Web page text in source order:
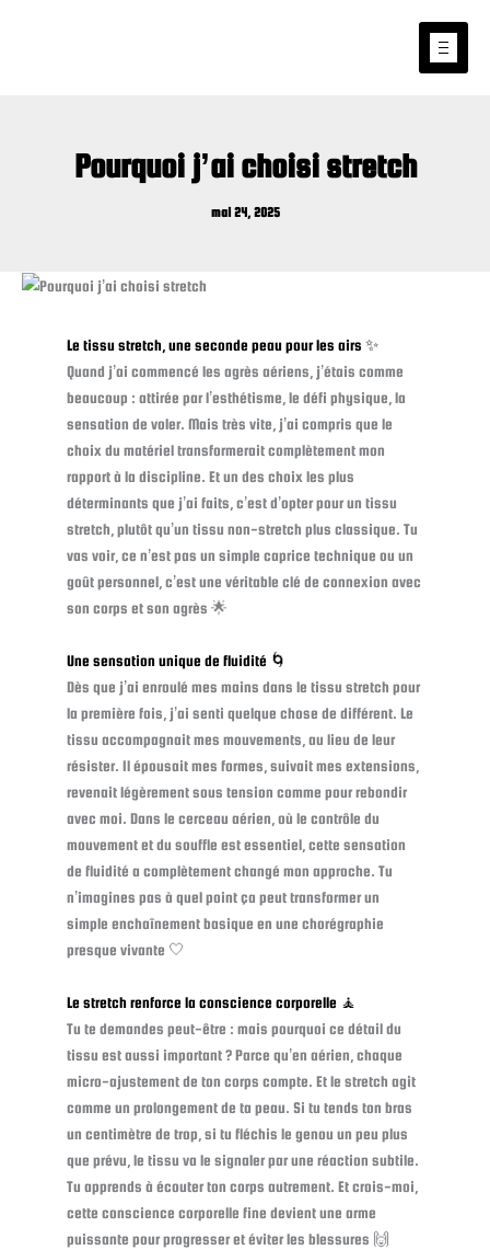
Pourquoi j’ai choisi stretch
mai 24, 2025
Le tissu stretch, une seconde peau pour les airs ✨
Quand j’ai commencé les agrès aériens, j’étais comme
beaucoup : attirée par l’esthétisme, le défi physique, la
sensation de voler. Mais très vite, j’ai compris que le
choix du matériel transformerait complètement mon
rapport à la discipline. Et un des choix les plus
déterminants que j’ai faits, c’est d’opter pour un tissu
stretch, plutôt qu’un tissu non-stretch plus classique. Tu
vas voir, ce n’est pas un simple caprice technique ou un
goût personnel, c’est une véritable clé de connexion avec
son corps et son agrès 🌟
Une sensation unique de fluidité 🌀
Dès que j’ai enroulé mes mains dans le tissu stretch pour
la première fois, j’ai senti quelque chose de différent. Le
tissu accompagnait mes mouvements, au lieu de leur
résister. Il épousait mes formes, suivait mes extensions,
revenait légèrement sous tension comme pour rebondir
avec moi. Dans le cerceau aérien, où le contrôle du
mouvement et du souffle est essentiel, cette sensation
de fluidité a complètement changé mon approche. Tu
n’imagines pas à quel point ça peut transformer un
simple enchaînement basique en une chorégraphie
presque vivante 🤍
Le stretch renforce la conscience corporelle 🧘
Tu te demandes peut-être : mais pourquoi ce détail du
tissu est aussi important ? Parce qu’en aérien, chaque
micro-ajustement de ton corps compte. Et le stretch agit
comme un prolongement de ta peau. Si tu tends ton bras
un centimètre de trop, si tu fléchis le genou un peu plus
que prévu, le tissu va le signaler par une réaction subtile.
Tu apprends à écouter ton corps autrement. Et crois-moi,
cette conscience corporelle fine devient une arme
puissante pour progresser et éviter les blessures 🙌